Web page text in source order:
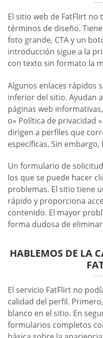
El sitio web de FatFlirt no
términos de diseño.
foto grande, CTA y un
introducción sigue a la
con texto sin formato la
Algunos enlaces rápidos
inferior del sitio. Ayudan
páginas web
o» Política de privacidad
dirigen a perfiles que
específicas. Sin
Un formulario de
los que se puede hacer
problemas. El sitio tiene
rápido y proporciona
contenido. El mayor
forma dudosa de
HABLEMOS DE LA
El servicio FatFlirt no
calidad del perfil.
blanco en el sitio. En
formularios completos